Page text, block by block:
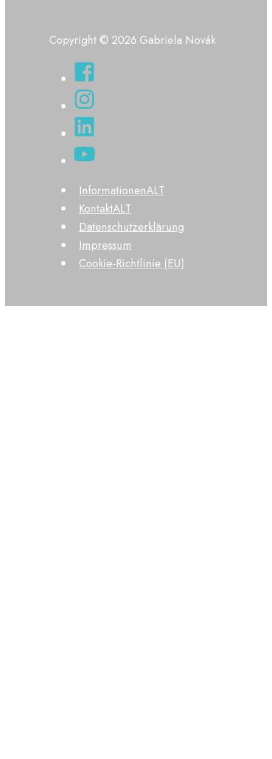
Copyright © 2026 Gabriela Novák
InformationenALT
KontaktALT
Datenschutzerklärung
Impressum
Cookie-Richtlinie (EU)